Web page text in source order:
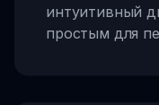
интуитивный
простым для